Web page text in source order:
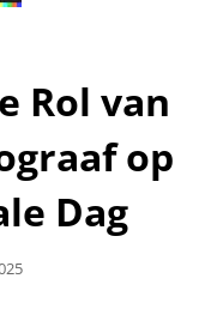
Rol van
op
Dag